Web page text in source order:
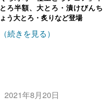
とろ半額、大とろ・漬けびんち
ょう大とろ・炙りなど登場
（続きを見る）
2021年8月20日